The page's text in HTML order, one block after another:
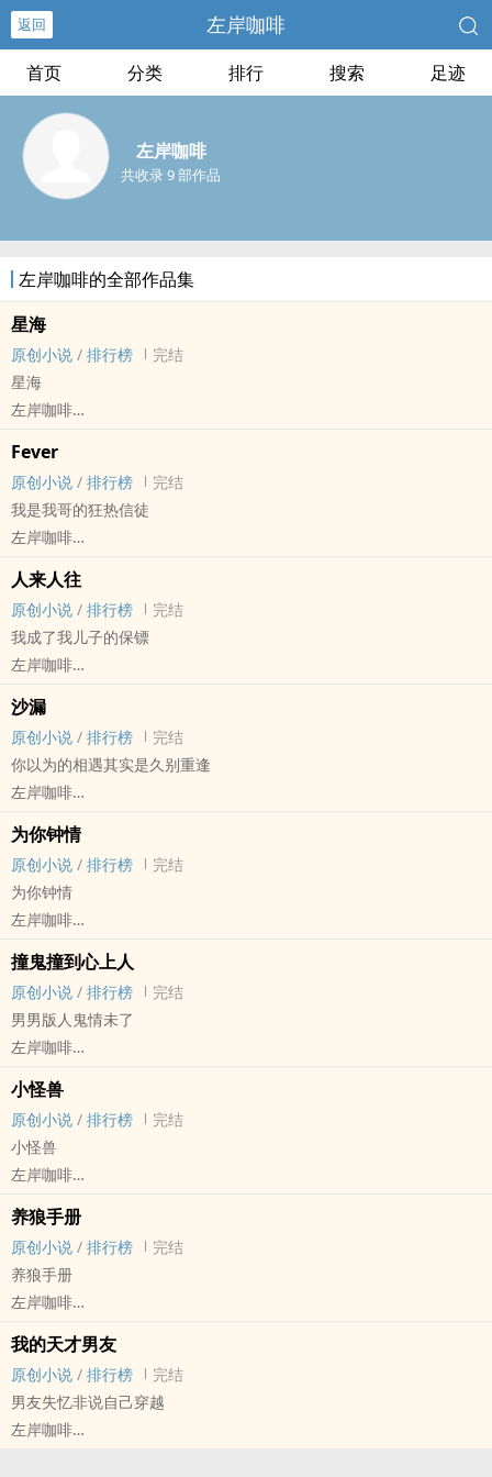
返回 左岸咖啡
首页 分类 排行 搜索 足迹
左岸咖啡
共收录 9 部作品
左岸咖啡的全部作品集
星海
原创小说 / 排行榜
完结
星海
左岸咖啡
现代 - HE - 养成 - 骨科
年上
江海帆五岁时父母离婚，父亲带着怀孕的小三远走高飞，几年后父亲
和小三双双车祸去世，留下遗孤程星原，被亲戚丢到江海帆家门口，
母亲大度地收留了他，从此家里多了一个小拖油瓶，江海帆多了一个
跟屁虫。
几年后母亲因病去世，临终前让江海帆承诺抚养弟弟长大，江海帆答
应了，之后一直遵守承诺，偶然的一个机会他发现程星原不是父亲亲
担，依然继续履行承诺，为此他付出了巨大的代价。
岁月变迁，突然有一天江海帆发现程星原对他来说不是责任，而是生
命中不可或缺的存在。
深情而不自知的哥哥×忠犬弟弟，年上，HE。
Fever
原创小说 / 排行榜
完结
我是我哥的狂热信徒
左岸咖啡
现代 - HE - 骨科 - 年上
攻宠受
我哥抽烟喝酒打架染头，还进过少管所，但他是个好哥哥。
伪兄弟年上，校园甜宠，第三人称，HE。
人来人往
原创小说 / 排行榜
完结
我成了我儿子的保镖
左岸咖啡
HE - 三观不正 - 父子 - 年上
攻宠受
赵蓝田是一家公司的保安，机缘巧合下救了公司总裁庄思年两次命，
庄思年因此聘请他为贴身保镖。
在和庄思年的相处过程中，赵蓝田对这个美貌又高傲的年轻人产生了
好感，不由自主地想要关心他亲近他，起初他以为自己只是把对方当
成晚辈，但是在庄思年有意无意的撩拨下，逐渐对他产生了不该有的
情愫，为此他羞愧难当，主动离职远离对方。
方的热情攻势，老男人还是沦陷了，在这场不匹配的忘年恋情中，他
因为自卑而患得患失，充满不安，突然有一天，他发现庄思年对他隐
瞒了一个天大的秘密……
亲FZ，雷者慎入！
沙漏
原创小说 / 排行榜
完结
你以为的相遇其实是久别重逢
左岸咖啡
现代 - HE - 狗血 - 校园
穿越
我从容走向死亡的结局，只为再次与你相遇。
你有一双很会爱人的眼睛，我会有那幺幸运吗？
高中同学聚会上，秦溯偶然得知他的绯闻对象沈羡渝在六年前意外身
亡，远赴千里去悼念他时，意外发现了穿越时空的开关。
沙漏倒置，时间逆流，在过去未来之间争分夺秒往返，赌上一切，只
为打破循环。
案早已藏在每个看向你的眼神。
你相信吗，无论相隔多远，对的人一定会再重逢。
校园穿越，校霸×学霸，疯狗×主人，强制与驯服，双向奔赴与救赎，
HE。
每晚九点更新三章，欢迎宝贝们评论～
为你钟情
原创小说 / 排行榜
完结
为你钟情
左岸咖啡
现代 - HE - 父子 - 骨科
年上
钟情勾引了自己同学的叔叔吴敬贤，被他包养的过程中爱上了这个风
流但无情的男人，向他表白后惨被抛弃，没想到过了一段时间吴敬贤
又对他展开了追求，本已经心灰意冷的他又重燃了吴敬贤的爱意，和
他甜甜蜜蜜谈起了恋爱，突然有一天发现吴敬贤对他隐瞒了一个无比
可怕的秘密。
亲FZ，攻比受大十五岁，先虐受再虐攻，攻受都自杀过，攻后期变疯
撞鬼撞到心上人
原创小说 / 排行榜
完结
男男版人鬼情未了
左岸咖啡
小甜饼 - 轻松 - 治愈 - 灵异
攻宠受
男鬼攻(后面会复活)，攻受都是彼此的初恋彼此的唯一。
江白从小有阴阳眼，可以看到鬼魂，搬到新家后认识了一只孤魂野
鬼，没有名字没有记忆，身份成谜。
江白给他起名叫江浔，江浔外表艳丽又爱撩，江白起初以为他是夜店
男模，后来随着一系列事件发生，对于他身份的猜测变成了学霸天
才、校园男神，最后又变成黑道混混、犯罪分子。
了恋人，然而最后的真相和江浔的身份却出乎所有人意料。
小怪兽
原创小说 / 排行榜
完结
小怪兽
左岸咖啡
原创小说 - BL - 长篇 - 完结
HE - 养成 - 父子 - 骨科
年上
刘寻的父亲刘建勇是一个反社会连环杀手，连续杀害了七人，引起社
会轰动，负责这起连环杀人案的刑警队长邵寒州在逮捕刘建勇的过程
中，刘建勇挟持了刘寻作为人质，邵寒州当着刘寻的面将刘建勇一枪
击毙。
刘寻让邵寒州赔他父亲，邵寒州真的赔了他一个父亲——他收养了刘
寻，并给他改名邵为，意思是年少有为。
养狼手册
原创小说 / 排行榜
完结
养狼手册
左岸咖啡
HE - 养成 - 父子 - 骨科
年下
宋云川领养了一只小土狗，结果发现是只小狼崽，最后被他吃得渣都
不剩。
我的天才男友
原创小说 / 排行榜
完结
男友失忆非说自己穿越
左岸咖啡